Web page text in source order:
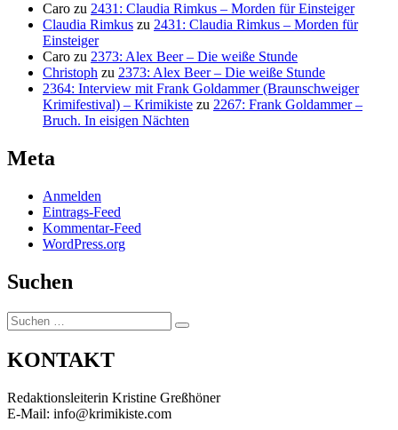
Caro zu 2431: Claudia Rimkus – Morden für Einsteiger
Claudia Rimkus zu 2431: Claudia Rimkus – Morden für
Einsteiger
Caro zu 2373: Alex Beer – Die weiße Stunde
Christoph zu 2373: Alex Beer – Die weiße Stunde
2364: Interview mit Frank Goldammer (Braunschweiger
Krimifestival) – Krimikiste zu 2267: Frank Goldammer –
Bruch. In eisigen Nächten
Meta
Anmelden
Eintrags-Feed
Kommentar-Feed
WordPress.org
Suchen
Suchen
nach:
Suchen
KONTAKT
Redaktionsleiterin Kristine Greßhöner
E-Mail: info@krimikiste.com